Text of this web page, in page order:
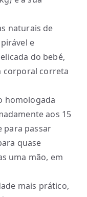
naturais de
e
do bebé,
corporal correta
homologada
aos 15
para passar
quase
uma mão, em
mais prático,